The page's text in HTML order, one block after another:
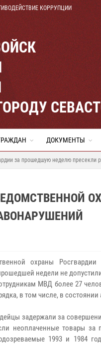
КОРРУПЦИИ
ДОКУМЕНТЫ
за прошедшую неделю пресекли
охраны
недели не
МВД более 27
в том числе, в
задержали за
неоплаченные товары
1993и 1984